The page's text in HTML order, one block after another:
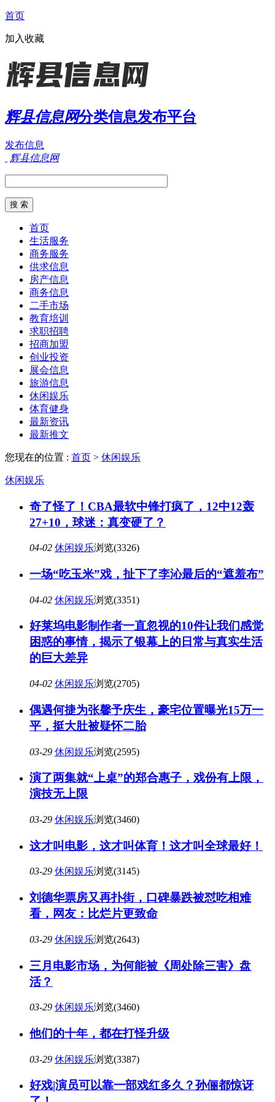
首页
加入收藏
辉县信息网分类信息发布平台
发布信息
辉县信息网
首页
生活服务
商务服务
供求信息
房产信息
商务信息
二手市场
教育培训
求职招聘
招商加盟
创业投资
展会信息
旅游信息
休闲娱乐
体育健身
最新资讯
最新推文
您现在的位置 : 首页 > 休闲娱乐
休闲娱乐
奇了怪了！CBA最软中锋打疯了，12中12轰
27+10，球迷：真变硬了？
04-02 休闲娱乐浏览(3326)
一场“吃玉米”戏，扯下了李沁最后的“遮羞布”
04-02 休闲娱乐浏览(3351)
好莱坞电影制作者一直忽视的10件让我们感觉
困惑的事情，揭示了银幕上的日常与真实生活
的巨大差异
04-02 休闲娱乐浏览(2705)
偶遇何捷为张馨予庆生，豪宅位置曝光15万一
平，挺大肚被疑怀二胎
03-29 休闲娱乐浏览(2595)
演了两集就“上桌”的郑合惠子，戏份有上限，
演技无上限
03-29 休闲娱乐浏览(3460)
这才叫电影，这才叫体育！这才叫全球最好！
03-29 休闲娱乐浏览(3145)
刘德华票房又再扑街，口碑暴跌被怼吃相难
看，网友：比烂片更致命
03-29 休闲娱乐浏览(2643)
三月电影市场，为何能被《周处除三害》盘
活？
03-29 休闲娱乐浏览(3460)
他们的十年，都在打怪升级
03-29 休闲娱乐浏览(3387)
好戏|演员可以靠一部戏红多久？孙俪都惊讶